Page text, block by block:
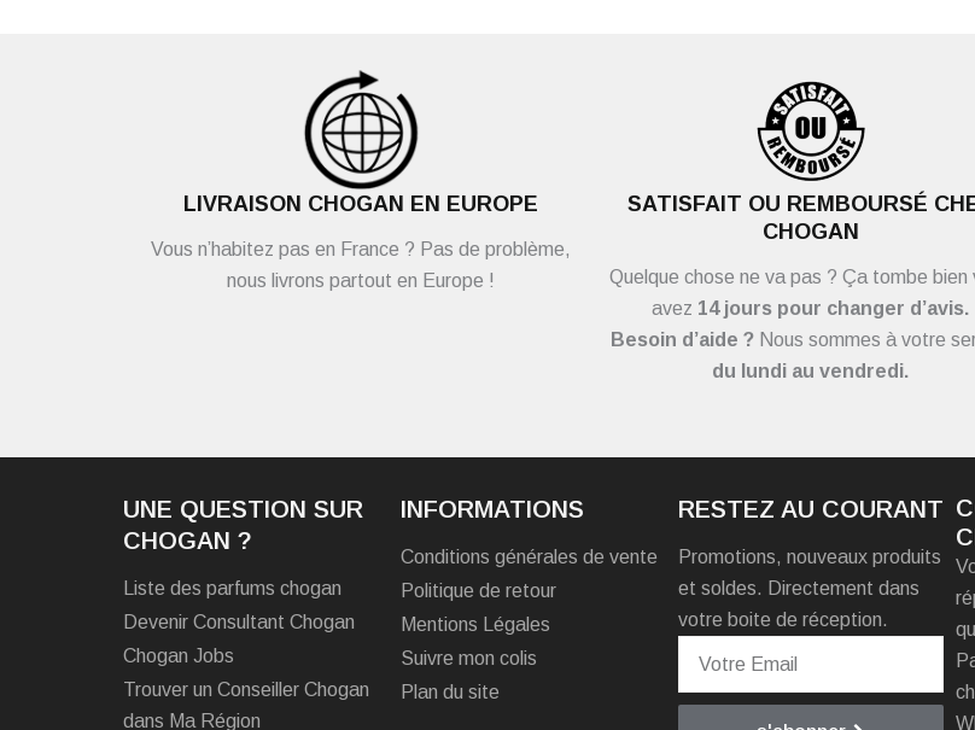
LIVRAISON CHOGAN EN EUROPE
Vous n’habitez pas en France ? Pas de problème,
nous livrons partout en Europe !
SATISFAIT OU REMBOURSÉ
CHOGAN
Quelque chose ne va pas ? Ça tombe bien
avez 14 jours pour changer d’avis.
Besoin d’aide ?Nous sommes à votre
du lundi au vendredi.
UNE QUESTION SUR
CHOGAN ?
Liste des parfums chogan
Devenir Consultant Chogan
Chogan Jobs
Trouver un Conseiller Chogan
dans Ma Région
INFORMATIONS
Conditions générales de vente
Politique de retour
Mentions Légales
Suivre mon colis
Plan du site
RESTEZ AU COURANT
Promotions, nouveaux produits
et soldes. Directement dans
votre boite de réception.